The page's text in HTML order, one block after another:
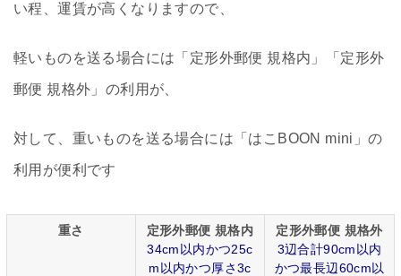
い程、運賃が高くなりますので、
軽いものを送る場合には「定形外郵便 規格内」「定形外
郵便 規格外」の利用が、
対して、重いものを送る場合には「はこBOON mini」の
利用が便利です
重さ
定形外郵便 規格内
34cm以内かつ25c
m以内かつ厚さ3c
定形外郵便 規格外
3辺合計90cm以内
かつ最長辺60cm以